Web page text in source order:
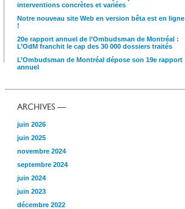
interventions concrètes et variées
Notre nouveau site Web en version bêta est en ligne
!
20e rapport annuel de l’Ombudsman de Montréal :
L’OdM franchit le cap des 30 000 dossiers traités
L’Ombudsman de Montréal dépose son 19e rapport
annuel
ARCHIVES —
juin 2026
juin 2025
novembre 2024
septembre 2024
juin 2024
juin 2023
décembre 2022